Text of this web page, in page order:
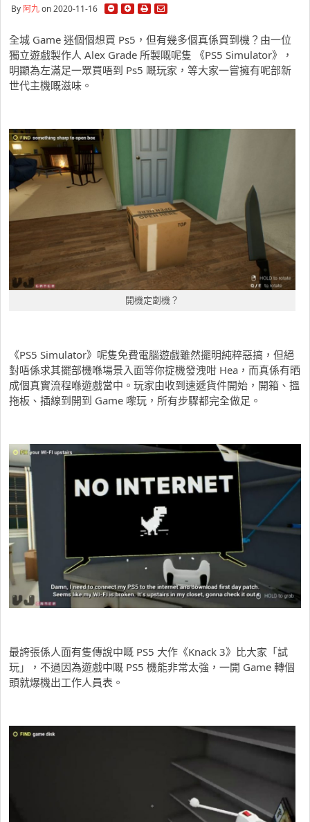
By 阿九on 2020-11-16
全城 Game 迷個個想買 Ps5，但有幾多個真係買到機？由一位
獨立遊戲製作人 Alex Grade 所製嘅呢隻 《PS5 Simulator》，
明顯為左滿足一眾買唔到 Ps5 嘅玩家，等大家一嘗擁有呢部新
世代主機嘅滋味。
開機定劏機？
《PS5 Simulator》呢隻免費電腦遊戲雖然擺明純粹惡搞，但絕
對唔係求其擺部機喺場景入面等你掟機發洩咁 Hea，而真係有晒
成個真實流程喺遊戲當中。玩家由收到速遞貨件開始，開箱、搵
拖板、插線到開到 Game 嚟玩，所有步驟都完全做足。
最誇張係人面有隻傳說中嘅 PS5 大作《Knack 3》比大家「試
玩」，不過因為遊戲中嘅 PS5 機能非常太強，一開 Game 轉個
頭就爆機出工作人員表。